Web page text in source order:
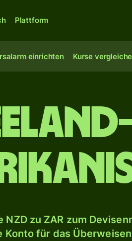
Plattform
einrichten Kurse
NZD zu ZAR zum
Konto für das